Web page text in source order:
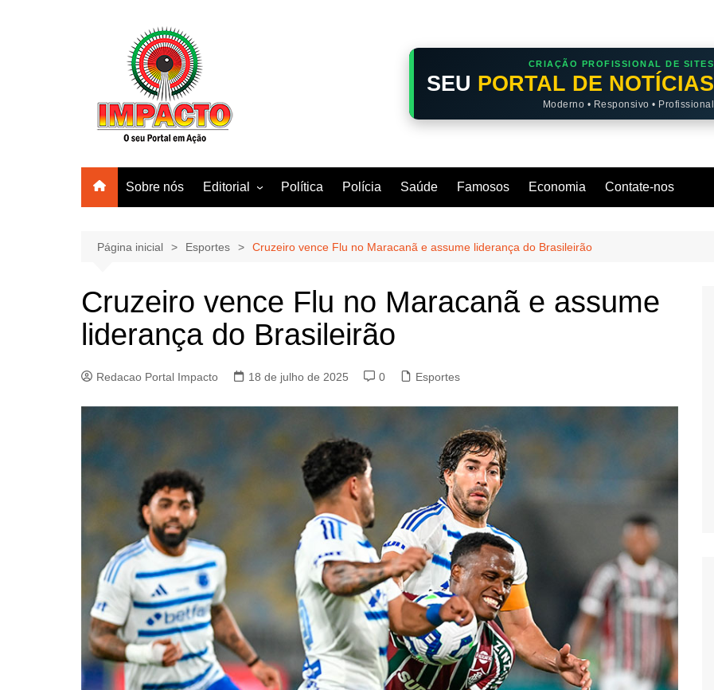
CRIAÇÃO PROFISSIONAL DE SITES
SEU PORTAL DE NOTÍCIAS
Moderno • Responsivo • Profissional
Sobre nós Editorial
Manaus
Mundo
Política Polícia Saúde Famosos Economia Contate-nos
Página inicial Esportes Cruzeiro vence Flu no Maracanã e assume liderança do Brasileirão
Cruzeiro vence Flu no Maracanã e assume
liderança do Brasileirão
Redacao Portal Impacto 18 de julho de 2025 0 Esportes